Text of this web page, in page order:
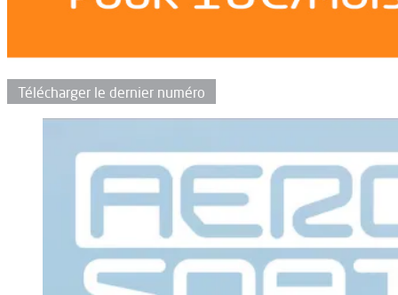
Télécharger le dernier numéro